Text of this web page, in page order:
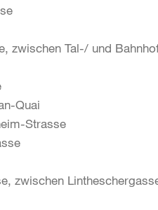
zwischen Tal-/ und
Quai
Strasse
zwischen